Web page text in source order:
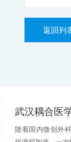
返回列
随着国内微创外